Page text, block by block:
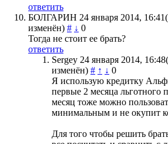
ответить
БОЛГАРИН 24 января 2014, 16:41
изменён) # ↓ 0
Тогда не стоит ее брать?
ответить
Sergey 24 января 2014, 16:48
изменён) # ↑ ↓ 0
Я использую кредитку
первые 2 месяца льготного
месяц тоже можно
минимальным и не окупит
Для того чтобы решить